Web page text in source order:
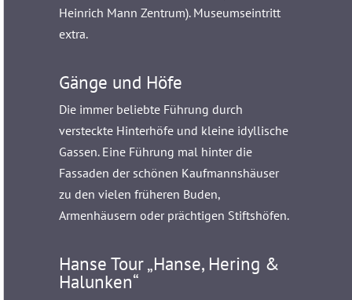
Heinrich Mann Zentrum). Museumseintritt
extra.
Gänge und Höfe
Die immer beliebte Führung durch
versteckte Hinterhöfe und kleine idyllische
Gassen. Eine Führung mal hinter die
Fassaden der schönen Kaufmannshäuser
zu den vielen früheren Buden,
Armenhäusern oder prächtigen Stiftshöfen.
Hanse Tour „Hanse, Hering &
Halunken“